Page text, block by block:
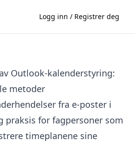
Logg inn / Registrer deg
Outlook-kalenderstyring:
metoder
fra e-poster i
praksis for fagpersoner som
timeplanene sine